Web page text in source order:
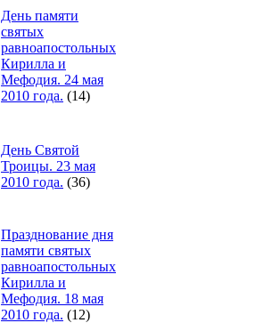
День памяти
святых
равноапостольных
Кирилла и
Мефодия. 24 мая
2010 года. (14)
День Святой
Троицы. 23 мая
2010 года. (36)
Празднование дня
памяти святых
равноапостольных
Кирилла и
Мефодия. 18 мая
2010 года. (12)